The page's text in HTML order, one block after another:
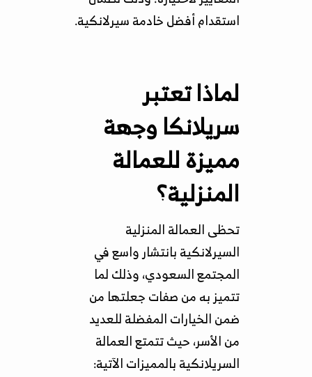
استقدام أفضل خادمة سيرلانكية.
لماذا تعتبر
سريلانكا وجهة
مميزة للعمالة
المنزلية؟
تحظى العمالة المنزلية
السيرلانكية بانتشار واسع في
المجتمع السعودي، وذلك لما
تتميز به من صفات جعلتها من
ضمن الخيارات المفضلة للعديد
من الأسر، حيث تتمتع العمالة
السريلانكية بالمميزات الآتية: